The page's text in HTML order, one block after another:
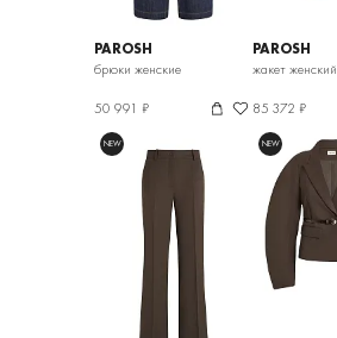
PAROSH
брюки женские
50 991 ₽
PAROSH
жакет женский
85 372 ₽
NEW NEW